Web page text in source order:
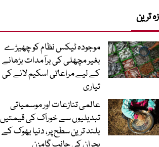
ترین
موجودہ ٹیکس نظام کو چھیڑے
بغیر مچھلی کی برآمدات بڑھانے
کے لیے مراعاتی اسکیم لانے کی
تیاری
عالمی تنازعات اور موسمیاتی
تبدیلیوں سے خوراک کی قیمتیں
بلند ترین سطح پر، دنیا بھوک کے